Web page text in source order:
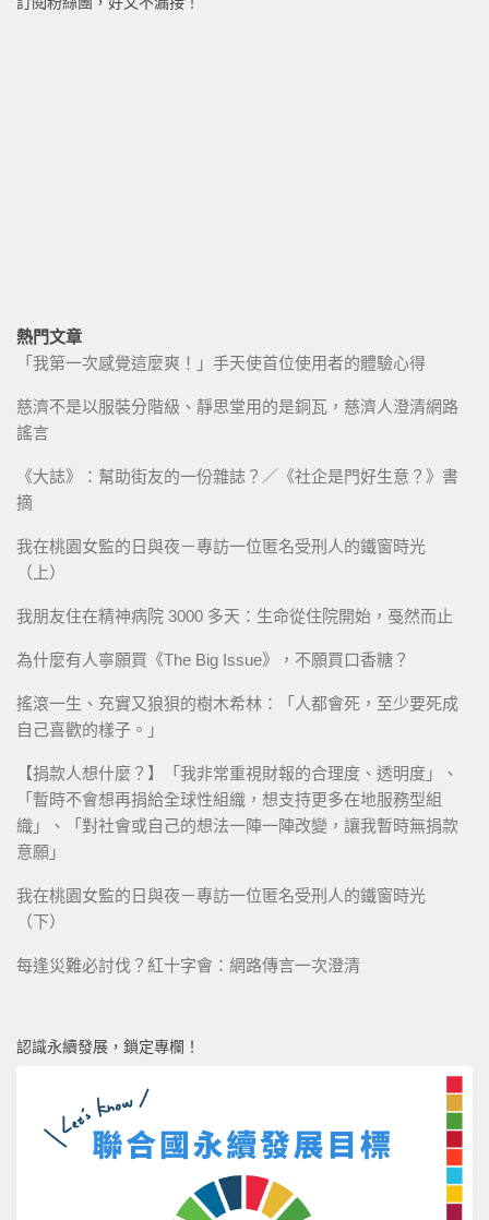
熱門文章
「我第一次感覺這麼爽！」手天使首位使用者的體驗心得
慈濟不是以服裝分階級、靜思堂用的是銅瓦，慈濟人澄清網路
謠言
《大誌》：幫助街友的一份雜誌？／《社企是門好生意？》書
摘
我在桃園女監的日與夜－專訪一位匿名受刑人的鐵窗時光
（上）
我朋友住在精神病院 3000 多天：生命從住院開始，戞然而止
為什麼有人寧願買《The Big Issue》，不願買口香糖？
搖滾一生、充實又狼狽的樹木希林：「人都會死，至少要死成
自己喜歡的樣子。」
【捐款人想什麼？】「我非常重視財報的合理度、透明度」、
「暫時不會想再捐給全球性組織，想支持更多在地服務型組
織」、「對社會或自己的想法一陣一陣改變，讓我暫時無捐款
意願」
我在桃園女監的日與夜－專訪一位匿名受刑人的鐵窗時光
（下）
每逢災難必討伐？紅十字會：網路傳言一次澄清
認識永續發展，鎖定專欄！